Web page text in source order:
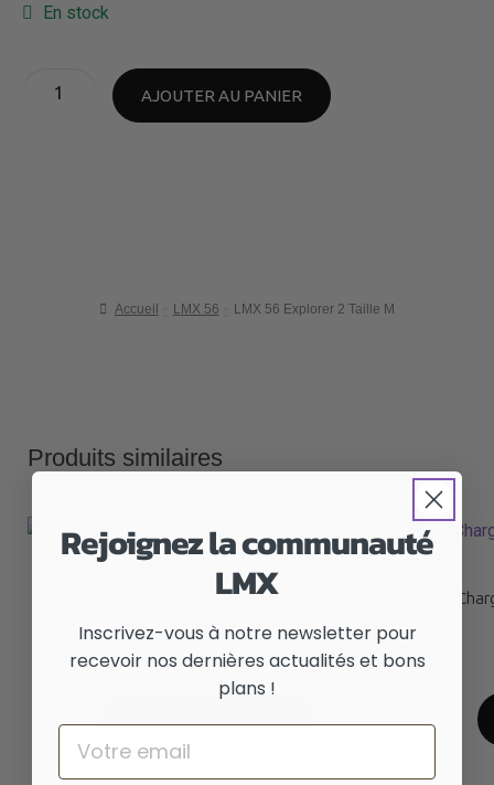
En stock
AJOUTER AU PANIER
Accueil LMX 56 LMX 56 Explorer 2 Taille M
Produits similaires
Feu AR LED – LMX 56H
40,00€ TTC
Rejoignez la communauté
LMX
Inscrivez-vous à notre newsletter pour
recevoir nos dernières actualités et bons
plans !
Email